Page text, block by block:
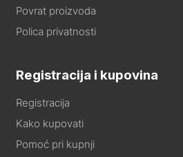
Povrat proizvoda
Polica privatnosti
Registracija i kupovina
Registracija
Kako kupovati
Pomoć pri kupnji